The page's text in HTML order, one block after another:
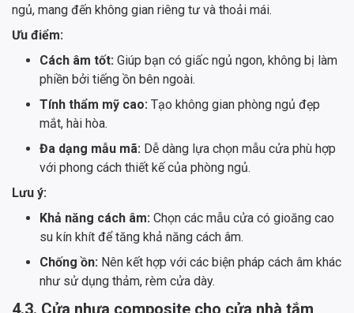
ngủ, mang đến không gian riêng tư và thoải mái.
Ưu điểm:
Cách âm tốt: Giúp bạn có giấc ngủ ngon, không bị làm
phiền bởi tiếng ồn bên ngoài.
Tính thẩm mỹ cao: Tạo không gian phòng ngủ đẹp
mắt, hài hòa.
Đa dạng mẫu mã: Dễ dàng lựa chọn mẫu cửa phù hợp
với phong cách thiết kế của phòng ngủ.
Lưu ý:
Khả năng cách âm: Chọn các mẫu cửa có gioăng cao
su kín khít để tăng khả năng cách âm.
Chống ồn: Nên kết hợp với các biện pháp cách âm khác
như sử dụng thảm, rèm cửa dày.
4.3. Cửa nhựa composite cho cửa nhà tắm,